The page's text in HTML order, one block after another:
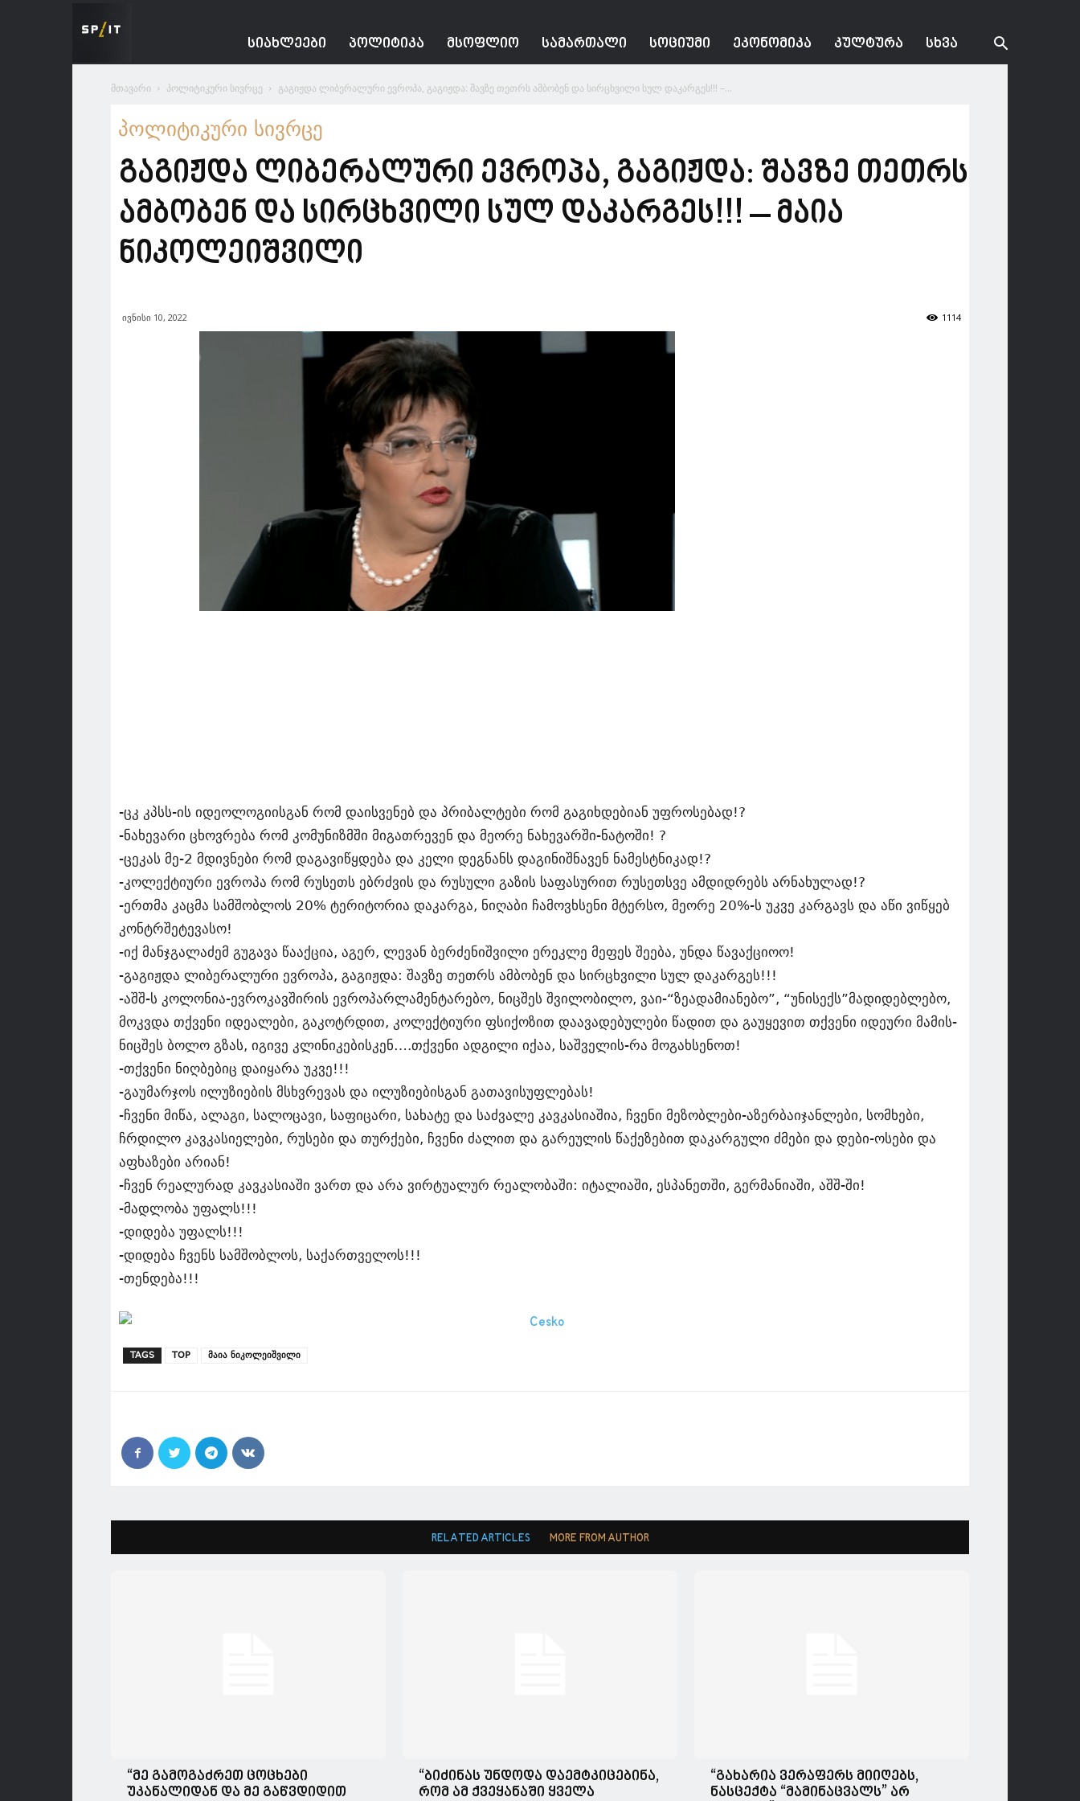
ᲡᲘᲐᲮᲚᲔᲔᲑᲘ ᲞᲝᲚᲘᲢᲘᲙᲐ ᲛᲡᲝᲤᲚᲘᲝ ᲡᲐᲛᲐᲠᲗᲐᲚᲘ ᲡᲝᲪᲘᲣᲛᲘ ᲔᲙᲝᲜᲝᲛᲘᲙᲐ ᲙᲣᲚᲢᲣᲠᲐ ᲡᲮᲕᲐ
მთავარი პოლიტიკური სივრცე გაგიჟდა ლიბერალური ევროპა, გაგიჟდა: შავზე თეთრს ამბობენ და სირცხვილი სულ დაკარგეს!!! –...
პოლიტიკური სივრცე
გაგიჟდა ლიბერალური ევროპა, გაგიჟდა: შავზე თეთრს
ამბობენ და სირცხვილი სულ დაკარგეს!!! – მაია
ნიკოლეიშვილი
ივნისი 10, 2022 1114
-ცკ კპსს-ის იდეოლოგიისგან რომ დაისვენებ და პრიბალტები რომ გაგიხდებიან უფროსებად!?
-ნახევარი ცხოვრება რომ კომუნიზმში მიგათრევენ და მეორე ნახევარში-ნატოში! ?
-ცეკას მე-2 მდივნები რომ დაგავიწყდება და კელი დეგნანს დაგინიშნავენ ნამესტნიკად!?
-კოლექტიური ევროპა რომ რუსეთს ებრძვის და რუსული გაზის საფასურით რუსეთსვე ამდიდრებს არნახულად!?
-ერთმა კაცმა სამშობლოს 20% ტერიტორია დაკარგა, ნიღაბი ჩამოვხსენი მტერსო, მეორე 20%-ს უკვე კარგავს და აწი ვიწყებ
კონტრშეტევასო!
-იქ მანჯგალაძემ გუგავა წააქცია, აგერ, ლევან ბერძენიშვილი ერეკლე მეფეს შეება, უნდა წავაქციოო!
-გაგიჟდა ლიბერალური ევროპა, გაგიჟდა: შავზე თეთრს ამბობენ და სირცხვილი სულ დაკარგეს!!!
-აშშ-ს კოლონია-ევროკავშირის ევროპარლამენტარებო, ნიცშეს შვილობილო, ვაი-“ზეადამიანებო”, “უნისექს”მადიდებლებო,
მოკვდა თქვენი იდეალები, გაკოტრდით, კოლექტიური ფსიქოზით დაავადებულები წადით და გაუყევით თქვენი იდეური მამის-
ნიცშეს ბოლო გზას, იგივე კლინიკებისკენ….თქვენი ადგილი იქაა, საშველის-რა მოგახსენოთ!
-თქვენი ნიღბებიც დაიყარა უკვე!!!
-გაუმარჯოს ილუზიების მსხვრევას და ილუზიებისგან გათავისუფლებას!
-ჩვენი მიწა, ალაგი, სალოცავი, საფიცარი, სახატე და საძვალე კავკასიაშია, ჩვენი მეზობლები-აზერბაიჯანლები, სომხები,
ჩრდილო კავკასიელები, რუსები და თურქები, ჩვენი ძალით და გარეულის წაქეზებით დაკარგული ძმები და დები-ოსები და
აფხაზები არიან!
-ჩვენ რეალურად კავკასიაში ვართ და არა ვირტუალურ რეალობაში: იტალიაში, ესპანეთში, გერმანიაში, აშშ-ში!
-მადლობა უფალს!!!
-დიდება უფალს!!!
-დიდება ჩვენს სამშობლოს, საქართველოს!!!
-თენდება!!!
TAGS TOP მაია ნიკოლეიშვილი
RELATED ARTICLES MORE FROM AUTHOR
“მე გამოგაძრეთ ცოცხები
უკანალიდან და მე გაწვდიდით
“ბიძინას უნდოდა დაემტკიცებინა,
რომ ამ ქვეყანაში ყველა
“გახარია ვერაფერს მიიღებს,
ნასცექტა “მამინაცვალს” არ